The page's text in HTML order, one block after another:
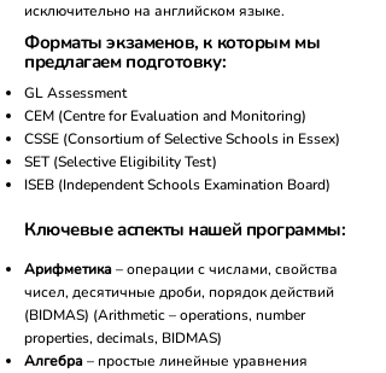
исключительно на английском языке.
Форматы экзаменов, к которым мы
предлагаем подготовку:
GL Assessment
CEM (Centre for Evaluation and Monitoring)
CSSE (Consortium of Selective Schools in Essex)
SET (​Selective Eligibility Test)
ISEB (Independent Schools Examination Board)
Ключевые аспекты нашей программы:
Арифметика– операции с числами, свойства
чисел, десятичные дроби, порядок действий
(BIDMAS) (Arithmetic – operations, number
properties, decimals, BIDMAS)
Алгебра– простые линейные уравнения